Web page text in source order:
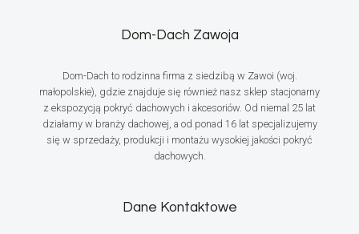
Dom-Dach Zawoja
Dom-Dach to rodzinna firma z siedzibą w Zawoi (woj.
małopolskie), gdzie znajduje się również nasz sklep stacjonarny
z ekspozycją pokryć dachowych i akcesoriów. Od niemal 25 lat
działamy w branży dachowej, a od ponad 16 lat specjalizujemy
się w sprzedaży, produkcji i montażu wysokiej jakości pokryć
dachowych.
Dane Kontaktowe